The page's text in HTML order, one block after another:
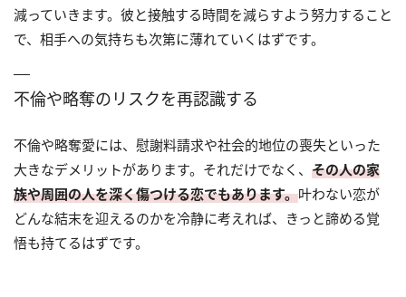
減っていきます。彼と接触する時間を減らすよう努力すること
で、相手への気持ちも次第に薄れていくはずです。
不倫や略奪のリスクを再認識する
不倫や略奪愛には、慰謝料請求や社会的地位の喪失といった
大きなデメリットがあります。それだけでなく、 その人の家
族や周囲の人を深く傷つける恋でもあります。叶わない恋が
どんな結末を迎えるのかを冷静に考えれば、きっと諦める覚
悟も持てるはずです。